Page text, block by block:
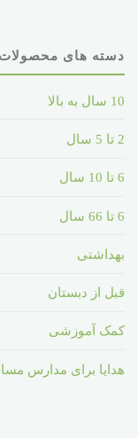
دسته های محصولات
10 سال به بالا
2 تا 5 سال
6 تا 10 سال
6 تا 66 سال
بهداشتی
قبل از دبستان
کمک آموزشی
هدایا برای مدارس